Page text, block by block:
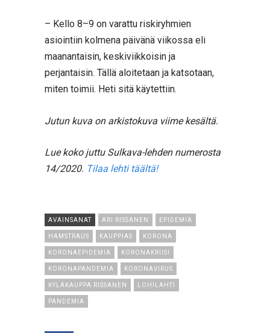
– Kello 8–9 on varattu riskiryhmien
asiointiin kolmena päivänä viikossa eli
maanantaisin, keskiviikkoisin ja
perjantaisin. Tällä aloitetaan ja katsotaan,
miten toimii. Heti sitä käytettiin.
Jutun kuva on arkistokuva viime kesältä.
Lue koko juttu Sulkava-lehden numerosta
14/2020. Tilaa lehti täältä!
AVAINSANAT ARI RISSANEN EPIDEMIA
HAMSTRAUS KAUPPIAS KORONA
KORONAEPIDEMIA KORONAKRIISI
KORONAPANDEMIA KORONAVIRUS
KYLÄKAUPPA RISSANEN LOHILAHTI
PANDEMIA